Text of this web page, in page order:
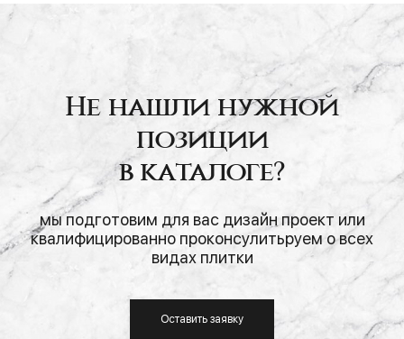
Не нашли нужной
позиции
в каталоге?
мы подготовим для вас дизайн проект или
квалифицированно проконсулитьруем о всех
видах плитки
Оставить заявку